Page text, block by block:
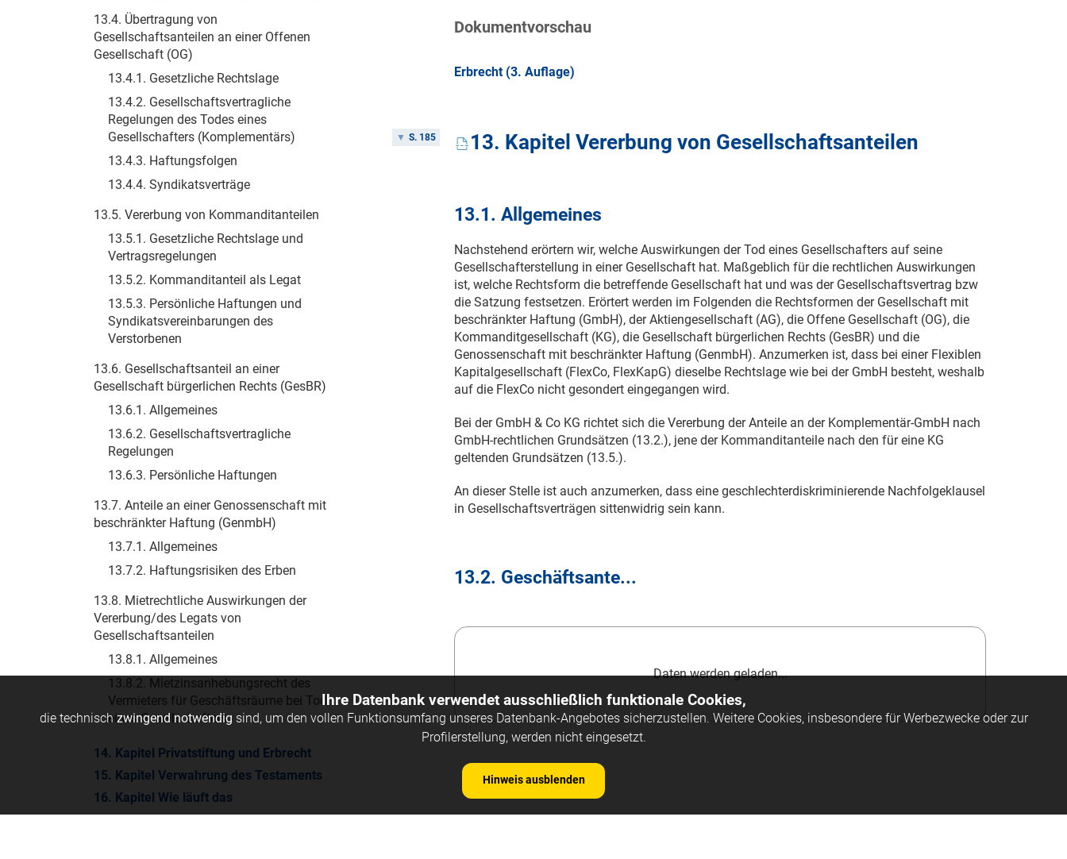
13.4. Übertragung von
Gesellschaftsanteilen an einer Offenen
Gesellschaft (OG)
13.4.1. Gesetzliche Rechtslage
13.4.2. Gesellschaftsvertragliche
Regelungen des Todes eines
Gesellschafters (Komplementärs)
13.4.3. Haftungsfolgen
13.4.4. Syndikatsverträge
13.5. Vererbung von Kommanditanteilen
13.5.1. Gesetzliche Rechtslage und
Vertragsregelungen
13.5.2. Kommanditanteil als Legat
13.5.3. Persönliche Haftungen und
Syndikatsvereinbarungen des
Verstorbenen
13.6. Gesellschaftsanteil an einer
Gesellschaft bürgerlichen Rechts (GesBR)
13.6.1. Allgemeines
13.6.2. Gesellschaftsvertragliche
Regelungen
13.6.3. Persönliche Haftungen
13.7. Anteile an einer Genossenschaft mit
beschränkter Haftung (GenmbH)
13.7.1. Allgemeines
13.7.2. Haftungsrisiken des Erben
13.8. Mietrechtliche Auswirkungen der
Vererbung/des Legats von
Gesellschaftsanteilen
13.8.1. Allgemeines
13.8.2. Mietzinsanhebungsrecht des
Vermieters für Geschäftsräume bei Tod
eines Gesellschafters
14. Kapitel Privatstiftung und Erbrecht
15. Kapitel Verwahrung des Testaments
16. Kapitel Wie läuft das
Verlassenschaftsverfahren ab?
Dokumentvorschau
Erbrecht (3. Auflage)
S. 185 13. Kapitel Vererbung von Gesellschaftsanteilen
13.1. Allgemeines
Nachstehend erörtern wir, welche Auswirkungen der Tod eines Gesellschafters auf seine
Gesellschafterstellung in einer Gesellschaft hat. Maßgeblich für die rechtlichen Auswirkungen
ist, welche Rechtsform die betreffende Gesellschaft hat und was der Gesellschaftsvertrag bzw
die Satzung festsetzen. Erörtert werden im Folgenden die Rechtsformen der Gesellschaft mit
beschränkter Haftung (GmbH), der Aktiengesellschaft (AG), die Offene Gesellschaft (OG), die
Kommanditgesellschaft (KG), die Gesellschaft bürgerlichen Rechts (GesBR) und die
Genossenschaft mit beschränkter Haftung (GenmbH). Anzumerken ist, dass bei einer Flexiblen
Kapitalgesellschaft (FlexCo, FlexKapG) dieselbe Rechtslage wie bei der GmbH besteht, weshalb
auf die FlexCo nicht gesondert eingegangen wird.
Bei der GmbH & Co KG richtet sich die Vererbung der Anteile an der Komplementär-GmbH nach
GmbH-rechtlichen Grundsätzen (13.2.), jene der Kommanditanteile nach den für eine KG
geltenden Grundsätzen (13.5.).
An dieser Stelle ist auch anzumerken, dass eine geschlechterdiskriminierende Nachfolgeklausel
in Gesellschaftsverträgen sittenwidrig sein kann.
13.2. Geschäftsante...
Daten werden geladen...
Ihre Datenbank verwendet ausschließlich funktionale Cookies,
die technischzwingend notwendig sind, um den vollen Funktionsumfang unseres Datenbank-Angebotes sicherzustellen. Weitere Cookies, insbesondere für Werbezwecke oder zur
Profilerstellung, werden nicht eingesetzt.
Hinweis ausblenden